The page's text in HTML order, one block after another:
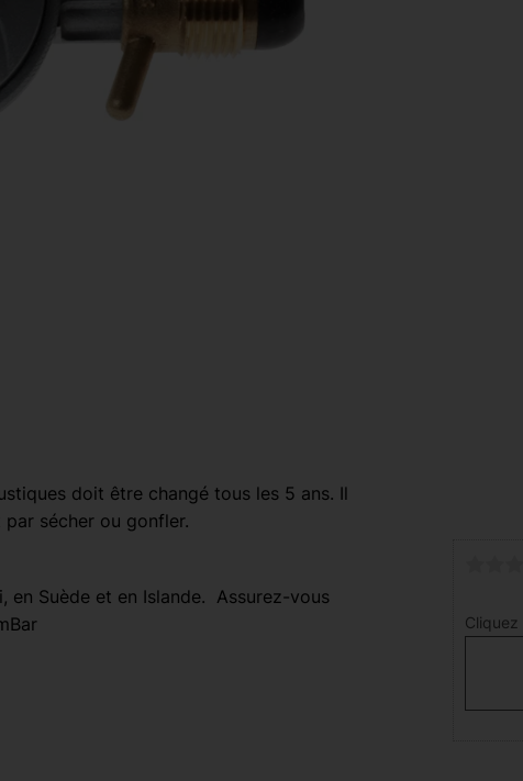
doit être changé tous les 5 ans. Il
sécher ou gonfler.
en Suède et en Islande. Assurez-vous